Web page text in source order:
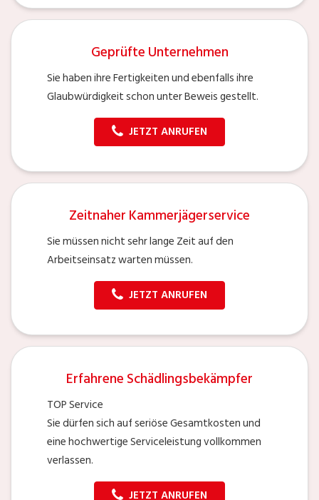
Geprüfte Unternehmen
Sie haben ihre Fertigkeiten und ebenfalls ihre
Glaubwürdigkeit schon unter Beweis gestellt.
JETZT ANRUFEN
Zeitnaher Kammerjägerservice
Sie müssen nicht sehr lange Zeit auf den
Arbeitseinsatz warten müssen.
JETZT ANRUFEN
Erfahrene Schädlingsbekämpfer
TOP Service
Sie dürfen sich auf seriöse Gesamtkosten und
eine hochwertige Serviceleistung vollkommen
verlassen.
JETZT ANRUFEN